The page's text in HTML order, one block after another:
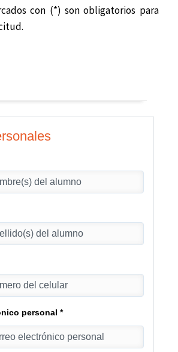
con (*) son obligatorios para